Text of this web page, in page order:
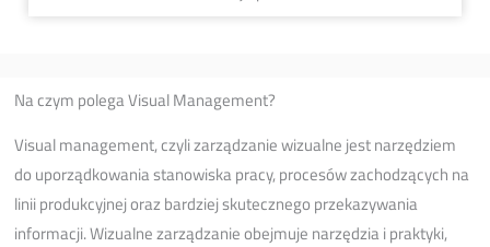
Na czym polega Visual Management?
Visual management, czyli zarządzanie wizualne jest narzędziem
do uporządkowania stanowiska pracy, procesów zachodzących na
linii produkcyjnej oraz bardziej skutecznego przekazywania
informacji. Wizualne zarządzanie obejmuje narzędzia i praktyki,